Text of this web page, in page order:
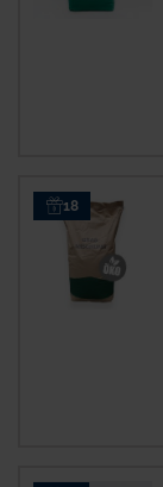
18